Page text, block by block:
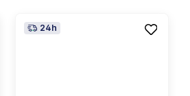
24h